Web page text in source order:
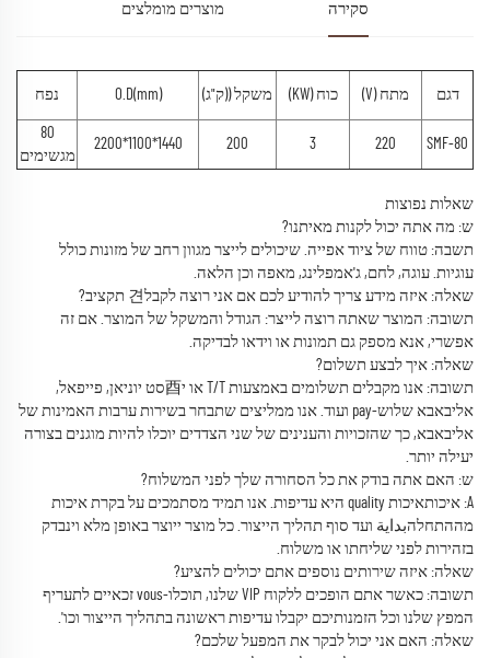
סקירה מוצרים מומלצים
דגם מתח (V) כוח (KW) משקל ((ק"ג) O.D(mm) נפח
SMF-80
220
3
200
1440*1100*2200
80
מגשימים
שאלות נפוצות
ש: מה אתה יכול לקנות מאיתנו?
תשבה: טווח של ציוד אפייה. שיכולים לייצר מגוון רחב של מזונות כולל
עוגיות. עוגה, לחם, ג'אמפלינג, מאפה וכן הלאה.
שאלה: איזה מידע צריך להודיע לכם אם אני רוצה לקבל견 תקציב?
תשובה: המוצר שאתה רוצה לייצר: הגודל והמשקל של המוצר. אם זה
אפשרי, אנא מספק גם תמונות או וידאו לבדיקה.
שאלה: איך לבצע תשלום?
תשובה: אנו מקבלים תשלומים באמצעות T/T או י酉סט יוניאן, פייפאל,
אליבאבא שלוש-pay ועוד. אנו ממליצים שתבחר בשירות ערבות האמינות של
אליבאבא, כך שהזכויות והענינים של שני הצדדים יוכלו להיות מוגנים בצורה
יעילה יותר.
ש: האם אתה בודק את כל הסחורה שלך לפני המשלוח?
A: איכותאיכות quality היא עדיפות. אנו תמיד מסתמכים על בקרת איכות
מההתחלהبداية ועד סוף תהליך הייצור. כל מוצר ייוצר באופן מלא וינבדק
בזהירות לפני שליחתו או משלוח.
שאלה: איזה שירותים נוספים אתם יכולים להציע?
תשובה: כאשר אתם הופכים ללקוח VIP שלנו, תוכלו-vous זכאיים לתעריף
המפץ שלנו וכל הזמנותיכם יקבלו עדיפות ראשונה בתהליך הייצור וכו'.
שאלה: האם אני יכול לבקר את המפעל שלכם?